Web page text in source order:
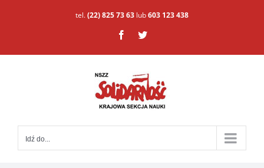
tel.(22) 825 73 63 lub603 123 438
FacebookTwitter
Idź do...